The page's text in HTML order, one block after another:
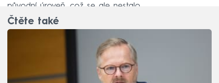
původní úroveň, což se ale nestalo.
Čtěte také